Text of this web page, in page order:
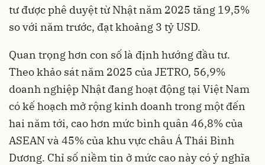
tư được phê duyệt từ Nhật năm 2025 tăng 19,5%
so với năm trước, đạt khoảng 3 tỷ USD.
Quan trọng hơn con số là định hướng đầu tư.
Theo khảo sát năm 2025 của JETRO, 56,9%
doanh nghiệp Nhật đang hoạt động tại Việt Nam
có kế hoạch mở rộng kinh doanh trong một đến
hai năm tới, cao hơn mức bình quân 46,8% của
ASEAN và 45% của khu vực châu Á Thái Bình
Dương. Chỉ số niềm tin ở mức cao này có ý nghĩa